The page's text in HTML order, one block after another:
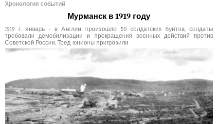
Хронология событий
Мурманск в 1919 году
1919 г. январь - в Англии произошло 50 солдатских бунтов, солдаты
требовали демобилизации и прекращения военных действий против
Советской России. Тред-юнионы пригрозили